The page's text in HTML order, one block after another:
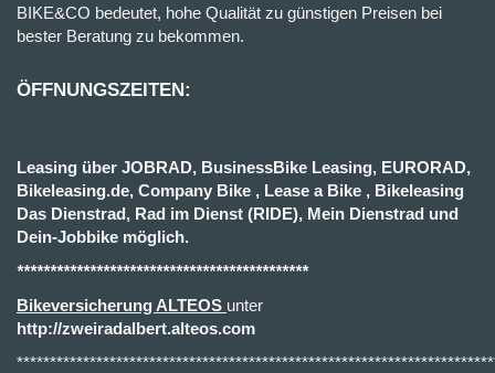
BIKE&CO bedeutet, hohe Qualität zu günstigen Preisen bei
bester Beratung zu bekommen.
ÖFFNUNGSZEITEN:
Leasing über JOBRAD, BusinessBike Leasing, EURORAD,
Bikeleasing.de, Company Bike , Lease a Bike , Bikeleasing
Das Dienstrad, Rad im Dienst (RIDE), Mein Dienstrad und
Dein-Jobbike möglich.
********************************************
Bikeversicherung ALTEOS unter
http://zweiradalbert.alteos.com